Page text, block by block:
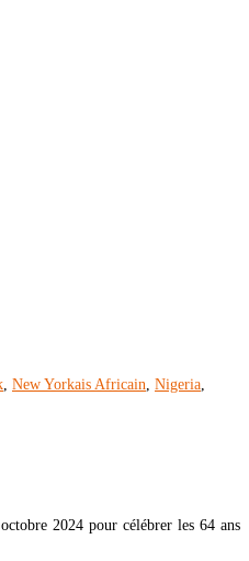
, New Yorkais Africain, Nigeria,
2024 pour célébrer les 64 ans